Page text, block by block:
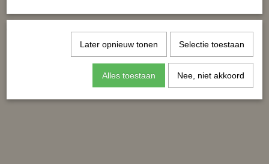
Ook interessant
Later opnieuw tonen Selectie toestaan
Alles toestaan Nee, niet akkoord